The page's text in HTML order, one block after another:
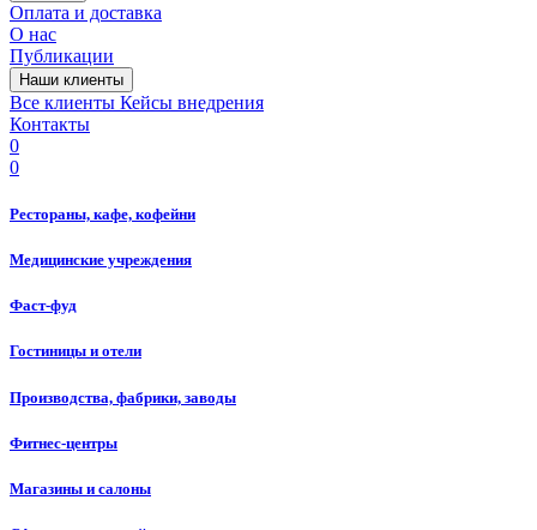
Оплата и доставка
О нас
Публикации
Наши клиенты
Все клиенты Кейсы внедрения
Контакты
0
0
Рестораны, кафе, кофейни
Медицинские учреждения
Фаст-фуд
Гостиницы и отели
Производства, фабрики, заводы
Фитнес-центры
Магазины и салоны